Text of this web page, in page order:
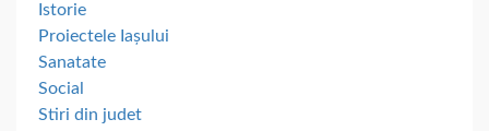
Istorie
Proiectele Iașului
Sanatate
Social
Stiri din judet